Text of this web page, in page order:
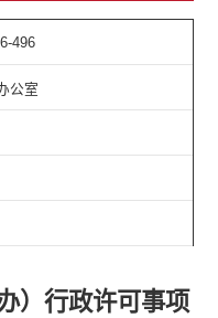
496
公室
）行政许可事项